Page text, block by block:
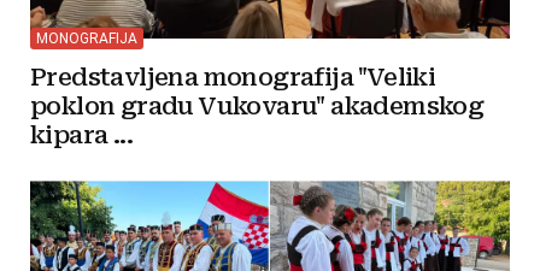
MONOGRAFIJA
Predstavljena monografija "Veliki
poklon gradu Vukovaru" akademskog
kipara ...